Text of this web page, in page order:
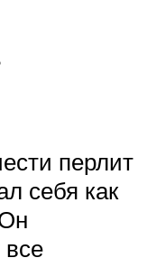
перлит
себя как